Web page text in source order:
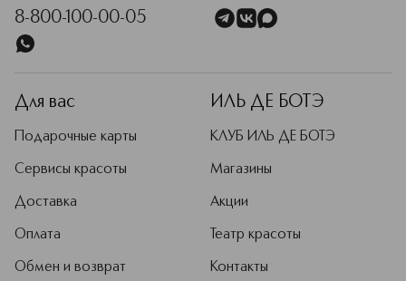
8-800-100-00-05
Для вас
Подарочные карты
Сервисы красоты
Доставка
Оплата
Обмен и возврат
ИЛЬ ДЕ БОТЭ
КЛУБ ИЛЬ ДЕ БОТЭ
Магазины
Акции
Театр красоты
Контакты